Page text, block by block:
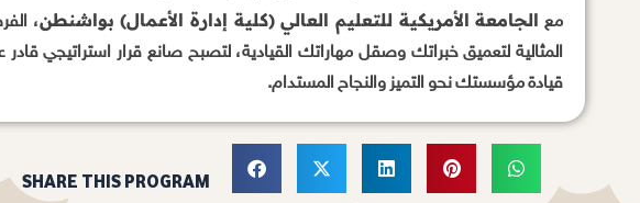
مع الجامعة الأمريكية للتعليم العالي (كلية إدارة الأعمال) بواشنطن،
المثالية لتعميق خبراتك وصقل مهاراتك القيادية، لتصبح صانع قرار استراتيجي قادر
قيادة مؤسستك نحو التميز والنجاح المستدام.
SHARE THIS PROGRAM